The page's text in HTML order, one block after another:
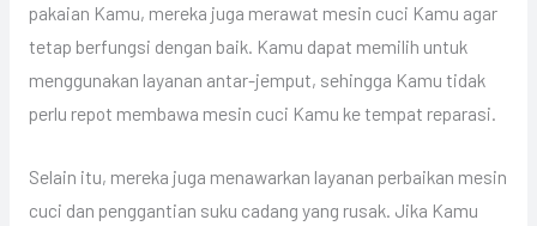
pakaian Kamu, mereka juga merawat mesin cuci Kamu agar
tetap berfungsi dengan baik. Kamu dapat memilih untuk
menggunakan layanan antar-jemput, sehingga Kamu tidak
perlu repot membawa mesin cuci Kamu ke tempat reparasi.
Selain itu, mereka juga menawarkan layanan perbaikan mesin
cuci dan penggantian suku cadang yang rusak. Jika Kamu